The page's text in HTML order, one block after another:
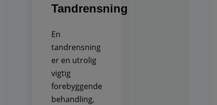
Tandrensning
En
tandrensning
er en utrolig
vigtig
forebyggende
behandling,